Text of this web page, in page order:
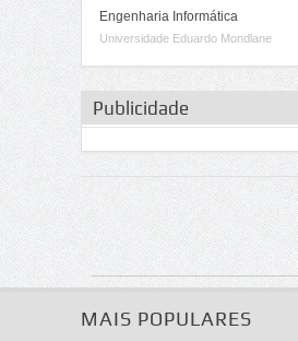
Engenharia Informática
Universidade Eduardo Mondlane
Publicidade
MAIS POPULARES